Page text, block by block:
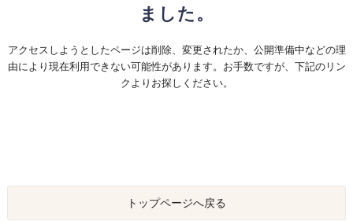
ました。
アクセスしようとしたページは削除、変更されたか、公開準備中などの理
由により現在利用できない可能性があります。お手数ですが、下記のリン
クよりお探しください。
トップページへ戻る